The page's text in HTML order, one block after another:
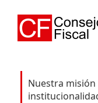
Nuestra